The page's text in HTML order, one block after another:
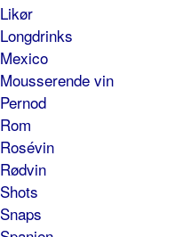
Likør
Longdrinks
Mexico
Mousserende vin
Pernod
Rom
Rosévin
Rødvin
Shots
Snaps